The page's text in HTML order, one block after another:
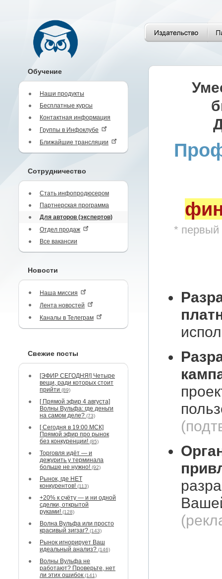
Обучение
Наши продукты
Бесплатные курсы
Контактная информация
Группы в Инфоклубе
Ближайшие трансляции
Сотрудничество
Стать инфопродюсером
Партнерская программа
Для авторов (экспертов)
Отдел продаж
Все вакансии
Новости
Наша миссия
Лента новостей
Каналы в Телеграм
Свежие посты
[ЭФИР СЕГОДНЯ!] Четыре
вещи, ради которых стоит
прийти (89)
[ Прямой эфир 4 августа]
Волны Вульфа: где деньги
на самом деле? (73)
[ Сегодня в 19:00 МСК]
Прямой эфир про рынок
без конкуренции! (85)
Торговля идёт — и
дежурить у терминала
больше не нужно! (92)
Рынок, где НЕТ
конкурентов! (113)
+20% к счёту — и ни одной
сделки, открытой
руками! (128)
Волна Вульфа или просто
красивый зигзаг? (143)
Рынок игнорирует Ваш
идеальный анализ? (146)
Волны Вульфа не
работают? Проверьте, нет
ли этих ошибок (141)
* первый